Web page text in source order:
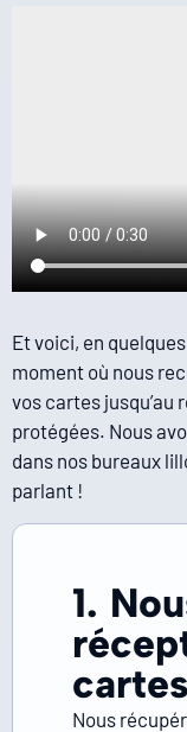
Et voici, en
moment où nous
vos cartes jusqu’au
protégées. Nous
dans nos bureaux
parlant !
1.
cartes
Nous